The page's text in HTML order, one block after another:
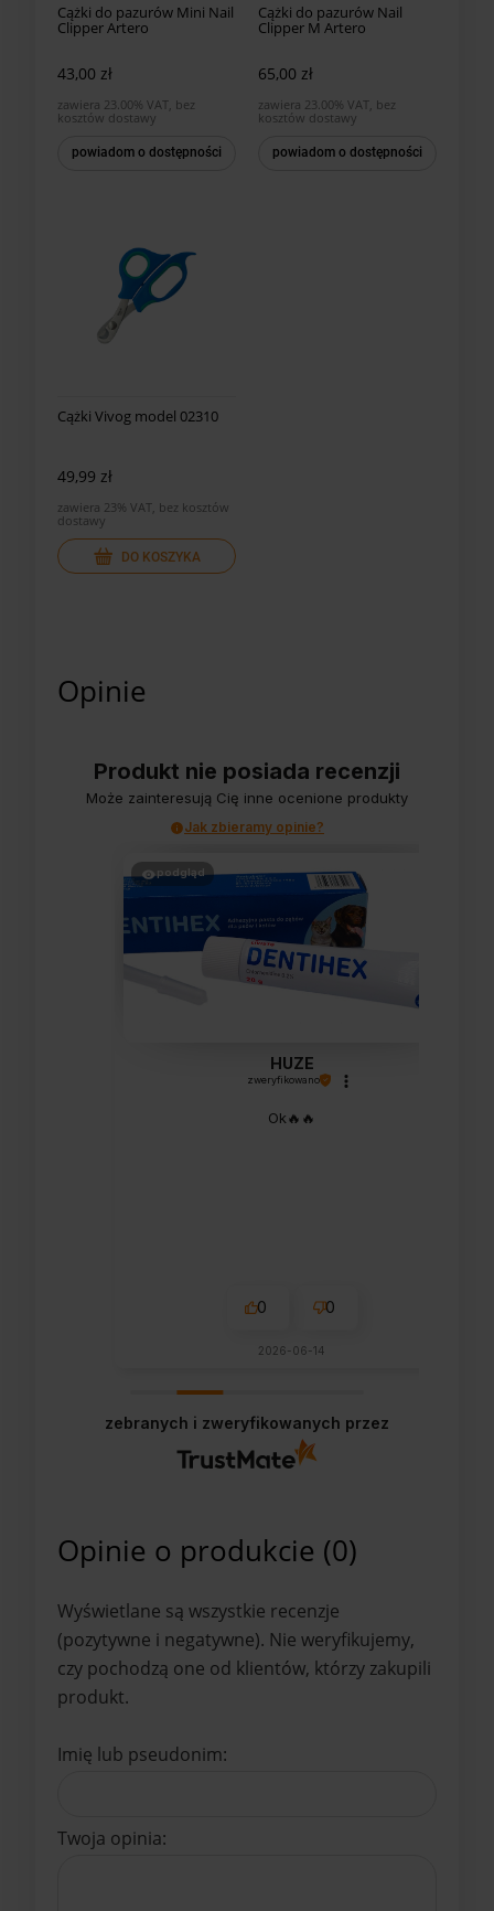
Cążki do pazurów Mini Nail
Clipper Artero
43,00 zł
zawiera 23.00% VAT, bez
kosztów dostawy
powiadom o dostępności
Cążki do pazurów Nail
Clipper M Artero
65,00 zł
zawiera 23.00% VAT, bez
kosztów dostawy
powiadom o dostępności
Cążki Vivog model 02310
49,99 zł
zawiera 23% VAT, bez kosztów
dostawy
DO KOSZYKA
Opinie
Produkt nie posiada recenzji
Może zainteresują Cię inne ocenione produkty
Jak zbieramy opinie?
podgląd
HUZE
zweryfikowano
Ok🔥🔥
0 0
2026-06-14
zebranych i zweryfikowanych przez
Opinie o produkcie (0)
Wyświetlane są wszystkie recenzje
(pozytywne i negatywne). Nie weryfikujemy,
czy pochodzą one od klientów, którzy zakupili
produkt.
Imię lub pseudonim:
Twoja opinia: